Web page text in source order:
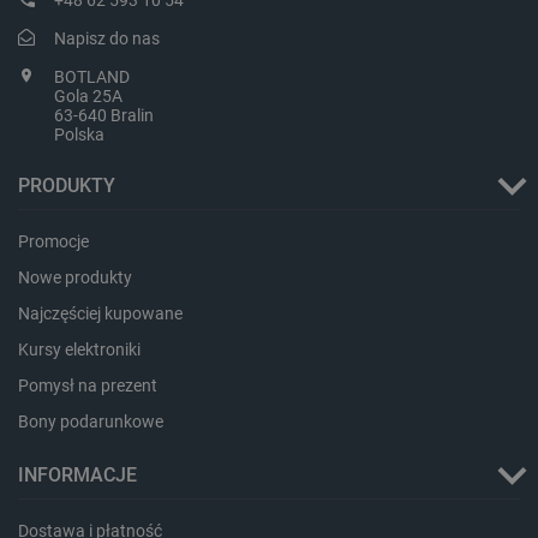
Napisz do nas
BOTLAND
Gola 25A
63-640 Bralin
Polska
PRODUKTY
Promocje
Nowe produkty
Najczęściej kupowane
Kursy elektroniki
Pomysł na prezent
Bony podarunkowe
INFORMACJE
Dostawa i płatność